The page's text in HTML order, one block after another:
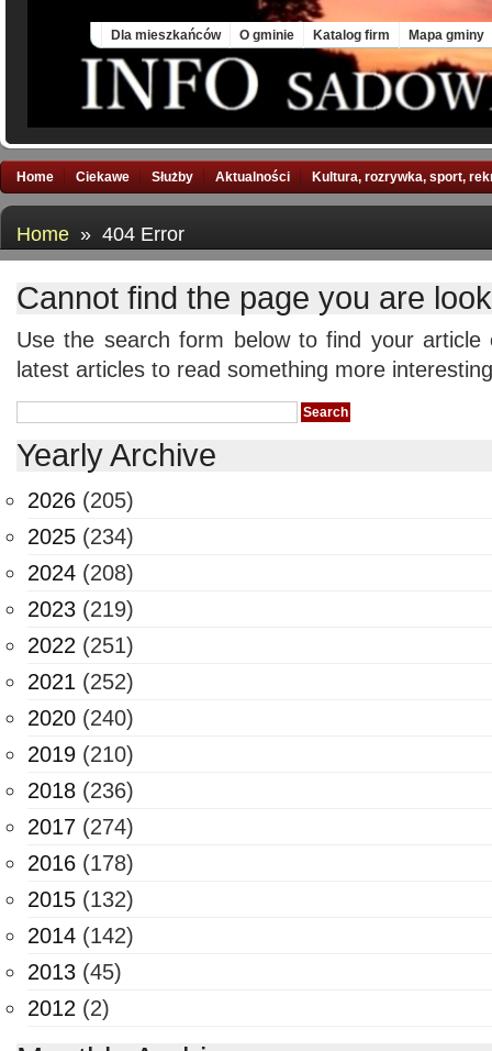
Dla mieszkańców O gminie Katalog firm Mapa gminy
Home Ciekawe Służby Aktualności Kultura, rozrywka, sport,
Home » 404 Error
Cannot find the page you are
Use the search form below to find your
latest articles to read something more
Yearly Archive
2026 (205)
2025 (234)
2024 (208)
2023 (219)
2022 (251)
2021 (252)
2020 (240)
2019 (210)
2018 (236)
2017 (274)
2016 (178)
2015 (132)
2014 (142)
2013 (45)
2012 (2)